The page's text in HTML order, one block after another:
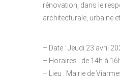
rénovation, dans le
architecturale, urbaine
– Date : Jeudi 23 avril
– Horaires : de 14h à
– Lieu : Mairie de